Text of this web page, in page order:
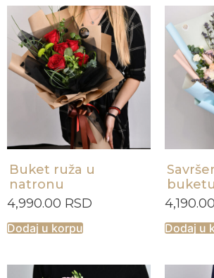
Buket ruža u
natronu
4,990.00 RSD
Dodaj u korpu
buketu
4,190.00
Dodaj u